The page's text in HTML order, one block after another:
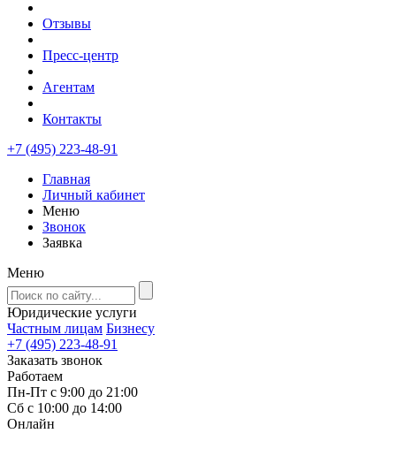
Отзывы
Пресс-центр
Агентам
Контакты
+7 (495) 223-48-91
Главная
Личный кабинет
Меню
Звонок
Заявка
Меню
Юридические услуги
Частным лицам Бизнесу
+7 (495) 223-48-91
Заказать звонок
Работаем
Пн-Пт с 9:00 до 21:00
Сб с 10:00 до 14:00
Онлайн